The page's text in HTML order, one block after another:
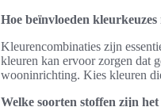
Hoe beïnvloeden
Kleurencombinaties zijn
kleuren kan ervoor zorgen dat
wooninrichting. Kies kleuren
Welke soorten stoffen zijn